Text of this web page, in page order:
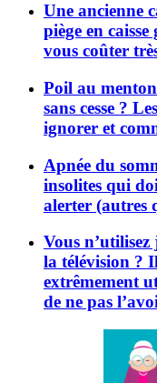
Une ancienne
piège en
vous coûter
Poil au
sans cesse ?
ignorer et
Apnée du
insolites qui
alerter (autres
Vous
la télévision ?
extrêmement
de ne pas